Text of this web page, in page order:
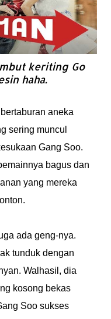
keriting Go
haha.
aneka
sering muncul
Gang Soo.
bagus dan
yang mereka
ada geng-nya.
tunduk dengan
Walhasil, dia
kosong bekas
Soo sukses